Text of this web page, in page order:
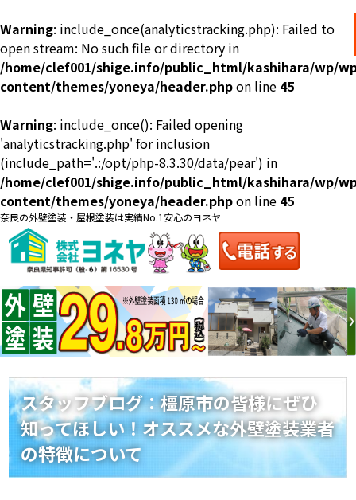
Warning: include_once(analyticstracking.php): Failed to
open stream: No such file or directory in
/home/clef001/shige.info/public_html/kashihara/wp/
content/themes/yoneya/header.phpon line 45
Warning: include_once(): Failed opening
'analyticstracking.php' for inclusion
(include_path='.:/opt/php-8.3.30/data/pear') in
/home/clef001/shige.info/public_html/kashihara/wp/
content/themes/yoneya/header.phpon line 45
奈良の外壁塗装・屋根塗装は実績No.1安心のヨネヤ
料金一覧 会社案内
来店予約 お問い合わせ
お見積り
地域の事例がいっぱい
ヨネヤの施工実績
Home お客様の声
スタッフ紹介 よくあるご質問
スタッフブログ 屋根リフォームについて
雨漏りについて 雨漏りの施工実績
スタッフブログ：橿原市の皆様にぜひ
知ってほしい！オススメな外壁塗装業者
の特徴について